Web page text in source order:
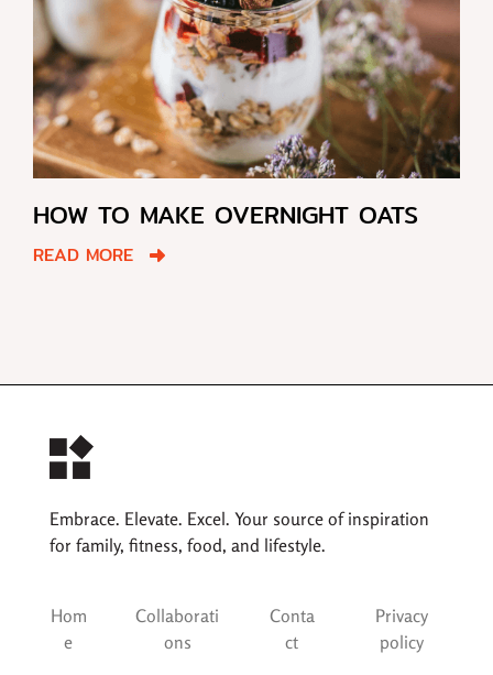
HOW TO MAKE OVERNIGHT OATS
READ MORE
Embrace. Elevate. Excel. Your source of inspiration
for family, fitness, food, and lifestyle.
Hom
e
Collaborati
ons
Conta
ct
Privacy
policy